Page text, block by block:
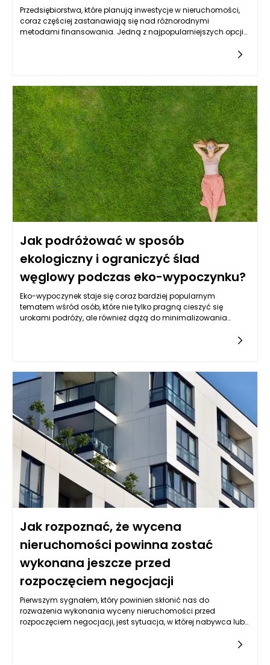
Przedsiębiorstwa, które planują inwestycje w nieruchomości,
coraz częściej zastanawiają się nad różnorodnymi
metodami finansowania. Jedną z najpopularniejszych opcji
jakie wymagania stawia bank oraz jakie możliwości i
ograniczenia niesie za sobą taka forma finansowania.
Przyjaciele biznesu, którzy zdecydują się na to rozwiązanie,
powinni zwrócić uwagę na czynniki takie jak dokumentacja
wymagane przez bank, zdolność kredytowa oraz lokalizacja
samej nieruchomości, co wpłynie na decyzję instytucji
finansowej.
Jak podróżować w sposób
ekologiczny i ograniczyć ślad
węglowy podczas eko-wypoczynku?
Eko-wypoczynek staje się coraz bardziej popularnym
tematem wśród osób, które nie tylko pragną cieszyć się
urokami podróży, ale również dążą do minimalizowania
ekologicznym podróżowaniu jest świadomy wybór środków
korzystania z samolotów czy samochodów spalinowych, to
niezwykle istotny element, który pomoże w znaczący sposób
zmniejszyć ślad węglowy. Ponadto warto zastanowić się nad
wyborem miejsca docelowego — wybieranie lokalnych
atrakcji może przyczynić się do ograniczenia przelotów i
związanych z nimi emisji CO2.
Jak rozpoznać, że wycena
nieruchomości powinna zostać
wykonana jeszcze przed
rozpoczęciem negocjacji
Pierwszym sygnałem, który powinien skłonić nas do
rozważenia wykonania wyceny nieruchomości przed
rozpoczęciem negocjacji, jest sytuacja, w której nabywca lub